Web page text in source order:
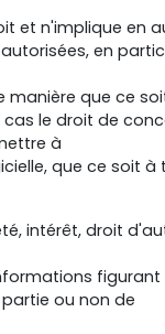
et n'implique en
en
que ce
le droit de
à
que ce soit
intérêt, droit
figurant
ou non de